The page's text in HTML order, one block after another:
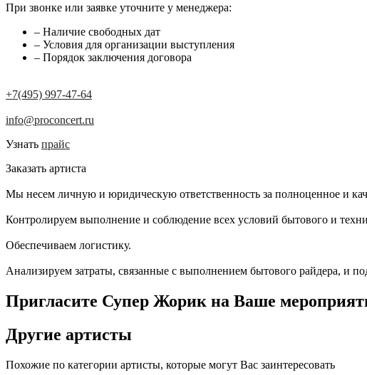
При звонке или заявке уточните у менеджера:
– Наличие свободных дат
– Условия для организации выступления
– Порядок заключения договора
+7(495) 997-47-64
info@proconcert.ru
Узнать прайс
Заказать артиста
Мы несем личную и юридическую ответственность за полноценное и
Контролируем выполнение и соблюдение всех условий бытового и
Обеспечиваем логистику.
Анализируем затраты, связанные с выполнением бытового райдера, и
Пригласите Супер Жорик на Ваше
Другие артисты
Похожие по категории артисты, которые могут Вас заинтересовать